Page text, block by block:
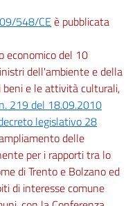
548/CE è pubblicata
economico del 10
dell'ambiente e della
e le attività culturali,
219 del 18.09.2010
legislativo 28
delle
per i rapporti tra lo
di Trento e Bolzano ed
di interesse comune